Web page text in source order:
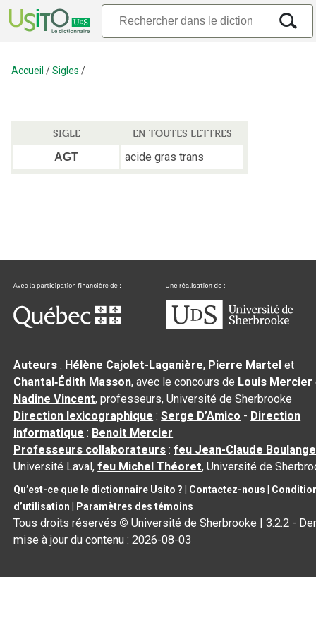
Accueil /Sigles /
SIGLE
EN TOUTES LETTRES
AGT
acide gras trans
Auteurs : Hélène Cajolet-Laganière, Pierre Martel et
Chantal‑Édith Masson, avec le concours de Louis Mercier
Nadine Vincent, professeurs, Université de Sherbrooke
Direction lexicographique :Serge D’Amico - Direction
informatique : Benoit Mercier
Professeurs collaborateurs :feu Jean-Claude
Université Laval,feu Michel Théoret, Université de
Qu’est-ce que le dictionnaire Usito ? Contactez-nous
d’utilisation
Paramètres des témoins
Tous droits réservés © Université de Sherbrooke |3.2.2 -
mise à jour du contenu :2026-08-03